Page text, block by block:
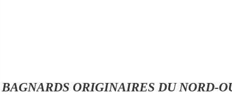
BAGNARDS ORIGINAIRES DU NORD-